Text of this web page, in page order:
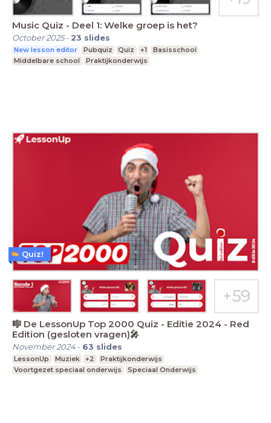
Music Quiz - Deel 1: Welke groep is het?
October 2025- 23 slides
New lesson editor Pubquiz Quiz +1
Basisschool
Middelbare school
Praktijkonderwijs
🎼 De LessonUp Top 2000 Quiz - Editie 2024 - Red
Edition (gesloten vragen)🎤
November 2024- 63 slides
LessonUp Muziek +2
Praktijkonderwijs
Voortgezet speciaal onderwijs
Speciaal Onderwijs
Quiz!